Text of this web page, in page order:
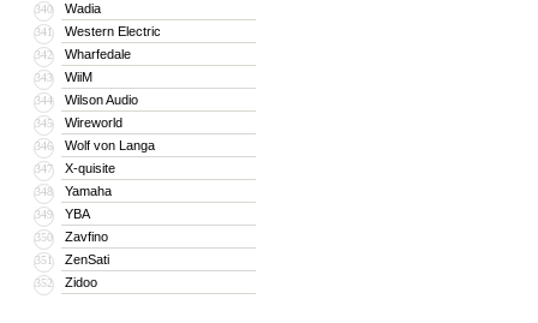
340 Wadia
341 Western Electric
342 Wharfedale
343 WiiM
344 Wilson Audio
345 Wireworld
346 Wolf von Langa
347 X-quisite
348 Yamaha
349 YBA
350 Zavfino
351 ZenSati
352 Zidoo